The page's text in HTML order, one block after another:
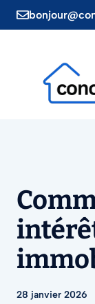
Aller
au
28 janvier 2026